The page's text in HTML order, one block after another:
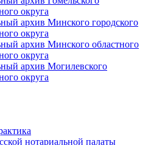
округа
архив Минского городского
округа
архив Минского областного
округа
архив Могилевского
округа
нотариальной палаты